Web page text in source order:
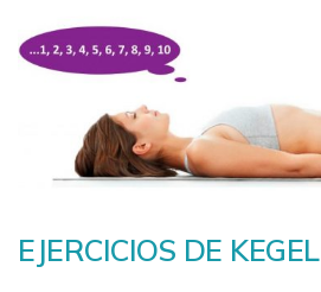
EJERCICIOS DE KEGEL